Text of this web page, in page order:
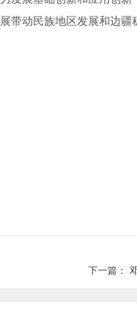
带动民族地区发展和边疆
下一篇：